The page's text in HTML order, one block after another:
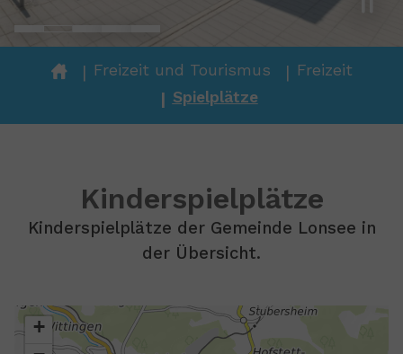
You are here:Freizeit und Tourismus
Freizeit
Spielplätze
Kinderspielplätze
Kinderspielplätze der Gemeinde Lonsee in
der Übersicht.